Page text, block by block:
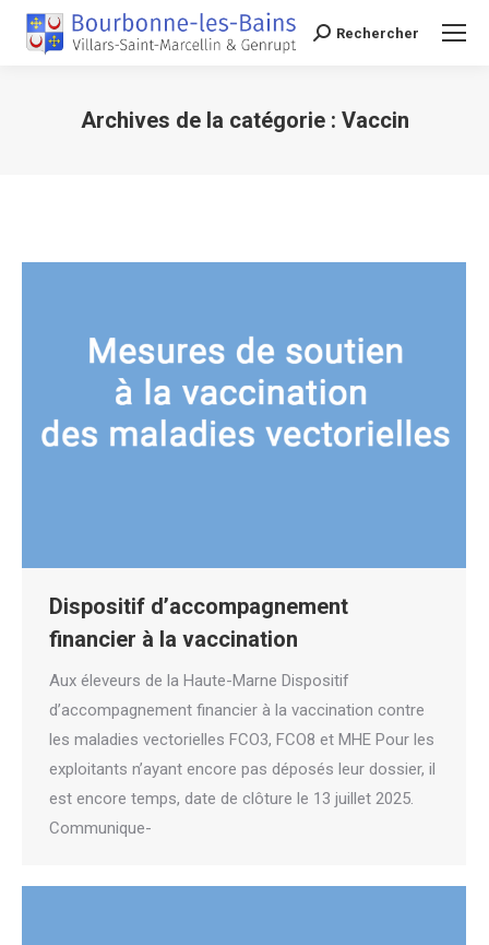
Recherche
Rechercher
Archives de la catégorie : Vaccin
Dispositif d’accompagnement
financier à la vaccination
Aux éleveurs de la Haute-Marne Dispositif
d’accompagnement financier à la vaccination contre
les maladies vectorielles FCO3, FCO8 et MHE Pour les
exploitants n’ayant encore pas déposés leur dossier, il
est encore temps, date de clôture le 13 juillet 2025.
Communique-